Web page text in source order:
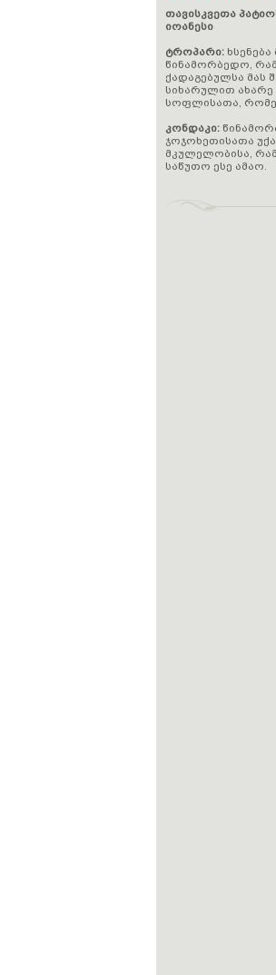
თავისკვეთა
იოანესი
ტროპარი:
წინამორბედო,
ქადაგებულსა მას
სიხარულით
სოფლისათა,
კონდაკი:
ჯოჯოხეთისათა
მკულელობისა,
საწუთო ესე ამაო.